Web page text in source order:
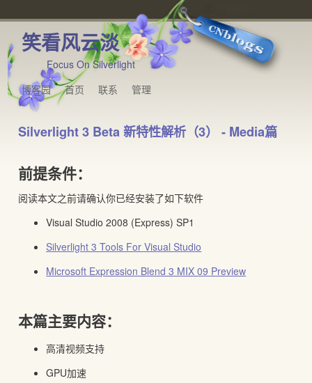
笑看风云淡
Focus On Silverlight
博客园
首页 联系 管理
Silverlight 3 Beta 新特性解析（3） - Media篇
前提条件：
阅读本文之前请确认你已经安装了如下软件
Visual Studio 2008 (Express) SP1
Silverlight 3 Tools For Visual Studio
Microsoft Expression Blend 3 MIX 09 Preview
本篇主要内容：
高清视频支持
GPU加速